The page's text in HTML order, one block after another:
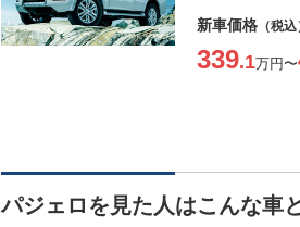
新車価格 （税込
339.1万円〜
パジェロを見た人はこんな車